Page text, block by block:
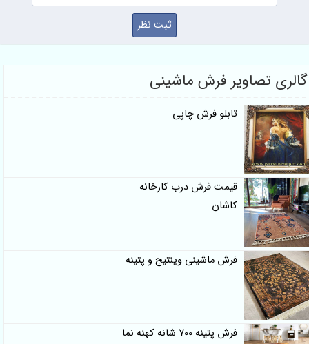
گالری تصاویر فرش ماشینی
تابلو فرش چاپی
قیمت فرش درب کارخانه
کاشان
فرش ماشینی وینتیج و پتینه
فرش پتینه 700 شانه کهنه نما